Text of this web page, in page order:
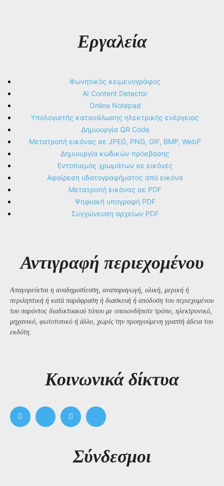
Εργαλεία
Φωνητικός κειμενογράφος
AI Content Detector
Online Notepad
Υπολογιστής κατανάλωσης ηλεκτρικής ενέργειας
Δημιουργία QR Code
Μετατροπή εικόνας σε JPEG, PNG, GIF, BMP, WebP
Δημιουργία κωδικών πρόσβασης
Εντοπισμός χρωμάτων σε εικόνες
Αφαίρεση υδατογραφήματος από εικόνα
Μετατροπή εικόνας σε PDF
Ψηφιακή υπογραφή PDF
Συγχώνευση αρχείων PDF
Αντιγραφή περιεχομένου
Απαγορεύεται η αναδημοσίευση, αναπαραγωγή, ολική, μερική ή
περιληπτική ή κατά παράφραση ή διασκευή ή απόδοση του περιεχομένου
του παρόντος διαδικτυακού τόπου με οποιονδήποτε τρόπο, ηλεκτρονικό,
μηχανικό, φωτοτυπικό ή άλλο, χωρίς την προηγούμενη γραπτή άδεια του
εκδότη.
Kοινωνικά δίκτυα
Σύνδεσμοι